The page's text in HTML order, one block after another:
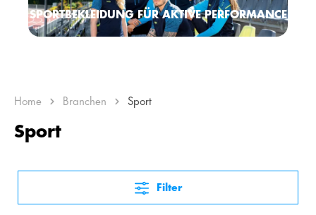
SPORTBEKLEIDUNG FÜR AKTIVE PERFORMANCE
Home Branchen Sport
Sport
Filter